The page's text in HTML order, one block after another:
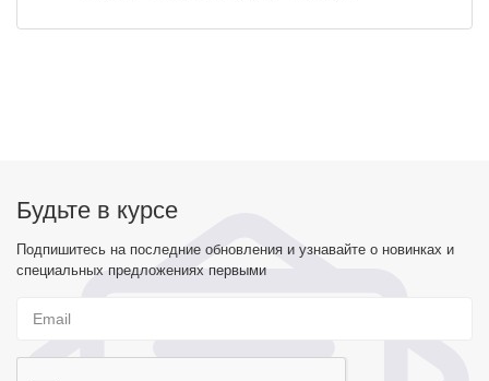
Будьте в курсе
Подпишитесь на последние обновления и узнавайте о новинках и
специальных предложениях первыми